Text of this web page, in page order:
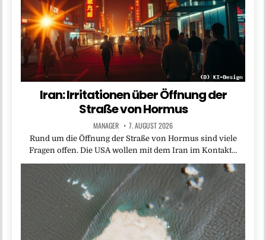
Iran: Irritationen über Öffnung der
Straße von Hormus
MANAGER 7. AUGUST 2026
Rund um die Öffnung der Straße von Hormus sind viele
Fragen offen. Die USA wollen mit dem Iran im Kontakt…